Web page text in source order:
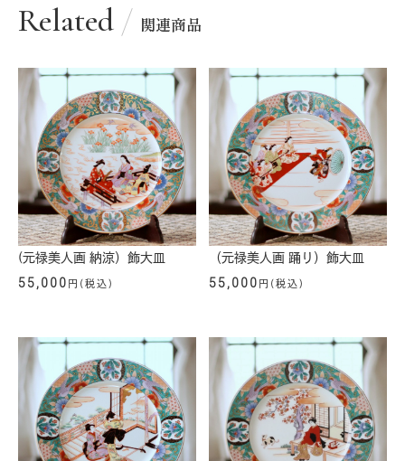
Related 関連商品
(元禄美人画 納涼）飾大皿
55,000 円(税込)
（元禄美人画 踊り）飾大皿
55,000 円(税込)